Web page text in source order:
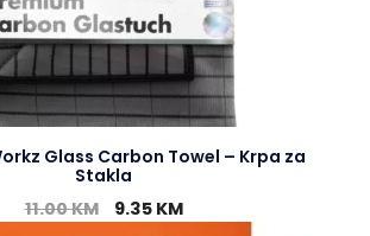
Glass Carbon Towel – Krpa za
Stakla
11.00KM 9.35 KM